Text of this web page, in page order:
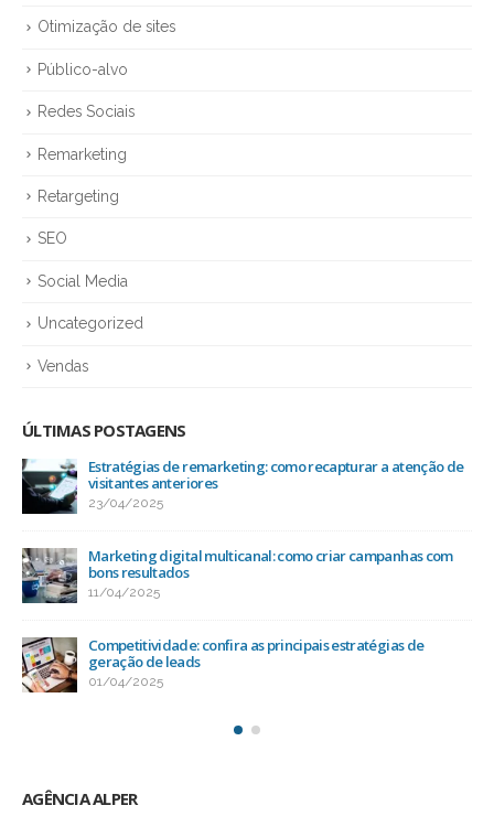
Otimização de sites
Público-alvo
Redes Sociais
Remarketing
Retargeting
SEO
Social Media
Uncategorized
Vendas
ÚLTIMAS POSTAGENS
Estratégias de remarketing: como recapturar a atenção de
visitantes anteriores
23/04/2025
Marketing digital multicanal: como criar campanhas com
bons resultados
11/04/2025
Competitividade: confira as principais estratégias de
geração de leads
01/04/2025
AGÊNCIA ALPER